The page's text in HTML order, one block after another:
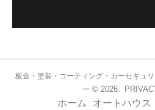
板金・塗装・コーティング・カーセキュ
ー © 2026.
ホーム オートハウス